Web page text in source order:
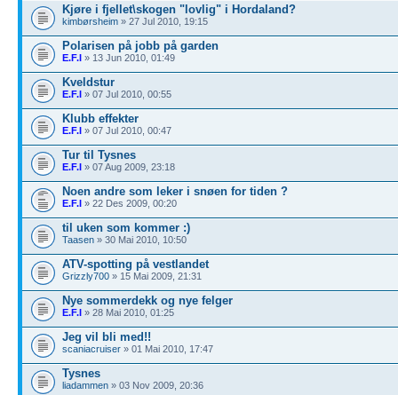
Kjøre i fjellet\skogen "lovlig" i Hordaland?
kimbørsheim » 27 Jul 2010, 19:15
Polarisen på jobb på garden
E.F.I » 13 Jun 2010, 01:49
Kveldstur
E.F.I » 07 Jul 2010, 00:55
Klubb effekter
E.F.I » 07 Jul 2010, 00:47
Tur til Tysnes
E.F.I » 07 Aug 2009, 23:18
Noen andre som leker i snøen for tiden ?
E.F.I » 22 Des 2009, 00:20
til uken som kommer :)
Taasen » 30 Mai 2010, 10:50
ATV-spotting på vestlandet
Grizzly700 » 15 Mai 2009, 21:31
Nye sommerdekk og nye felger
E.F.I » 28 Mai 2010, 01:25
Jeg vil bli med!!
scaniacruiser » 01 Mai 2010, 17:47
Tysnes
liadammen » 03 Nov 2009, 20:36